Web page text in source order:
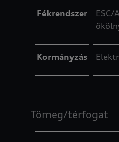
Fékrendszer
Kormányzás
Tömeg/térfogat